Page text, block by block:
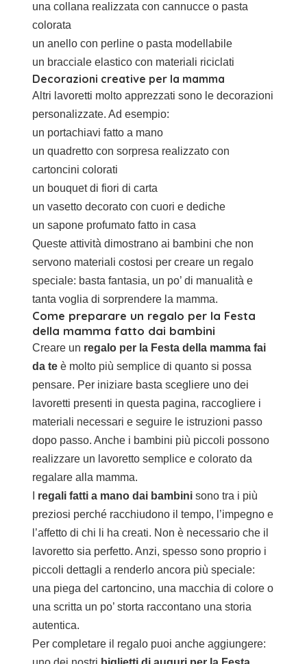
una collana realizzata con cannucce o pasta
colorata
un anello con perline o pasta modellabile
un bracciale elastico con materiali riciclati
Decorazioni creative per la mamma
Altri lavoretti molto apprezzati sono le decorazioni
personalizzate. Ad esempio:
un portachiavi fatto a mano
un quadretto con sorpresa realizzato con
cartoncini colorati
un bouquet di fiori di carta
un vasetto decorato con cuori e dediche
un sapone profumato fatto in casa
Queste attività dimostrano ai bambini che non
servono materiali costosi per creare un regalo
speciale: basta fantasia, un po’ di manualità e
tanta voglia di sorprendere la mamma.
Come preparare un regalo per la Festa
della mamma fatto dai bambini
Creare un regalo per la Festa della mamma fai
da te è molto più semplice di quanto si possa
pensare. Per iniziare basta scegliere uno dei
lavoretti presenti in questa pagina, raccogliere i
materiali necessari e seguire le istruzioni passo
dopo passo. Anche i bambini più piccoli possono
realizzare un lavoretto semplice e colorato da
regalare alla mamma.
regali fatti a mano dai bambini sono tra i più
preziosi perché racchiudono il tempo, l’impegno e
l’affetto di chi li ha creati. Non è necessario che il
lavoretto sia perfetto. Anzi, spesso sono proprio i
piccoli dettagli a renderlo ancora più speciale:
una piega del cartoncino, una macchia di colore o
una scritta un po’ storta raccontano una storia
autentica.
Per completare il regalo puoi anche aggiungere: